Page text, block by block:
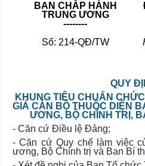
BAN CHẤP HÀNH
TRUNG ƯƠNG
--------
Số: 214-QĐ/TW
QUY
KHUNG TIÊU CHUẨN
GIÁ CÁN BỘ THUỘC DIỆN
ƯƠNG, BỘ CHÍNH TRỊ,
- Căn cứ Điều lệ Đảng;
- Căn cứ Quy chế làm việc
ương, Bộ Chính trị và Ban Bí